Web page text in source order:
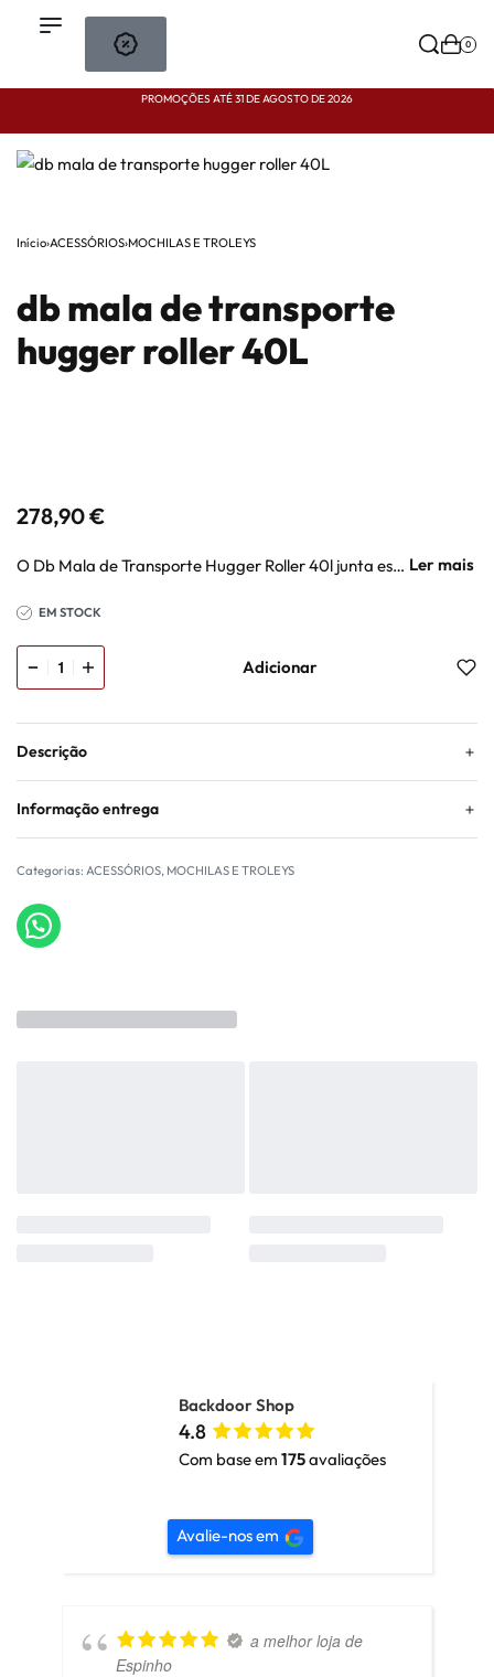
0
PROMOÇÕES ATÉ 31 DE AGOSTO DE 2026
Início›ACESSÓRIOS›MOCHILAS E TROLEYS
db mala de transporte
hugger roller 40L
278,90€
O Db Mala de Transporte Hugger Roller 40l junta estilo casual, qualidade e atitude urbana num produto pensado para a rotina real. Mochila prática para rotina, viagem e dias em movimento, com espaço útil e estética urbana. Na Backdoor, entra como uma escolha prática para quem procura estilo, conforto e personalidade sem complicar.
EM STOCK
Adicionar
Descrição
Informação entrega
Categorias: ACESSÓRIOS, MOCHILAS E TROLEYS
Backdoor Shop
4.8
Com base em 175avaliações
Avalie-nos em
a melhor loja de
Espinho